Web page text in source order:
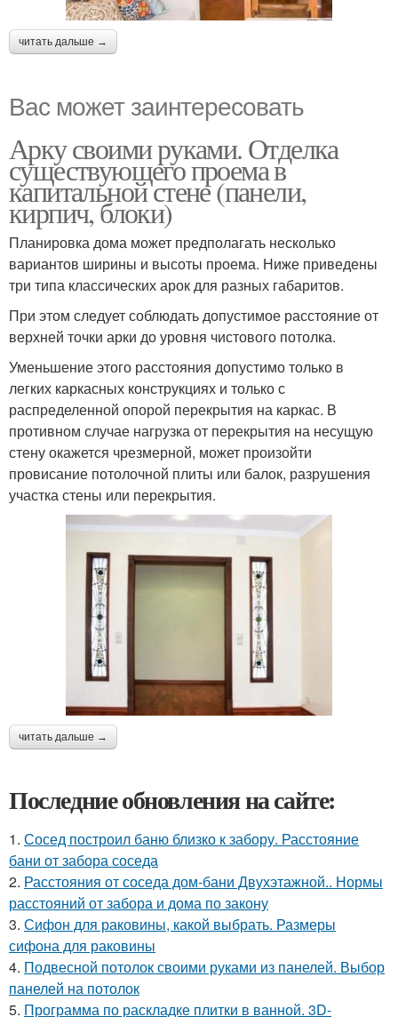
читать дальше →
Вас может заинтересовать
Арку своими руками. Отделка
существующего проема в
капитальной стене (панели,
кирпич, блоки)
Планировка дома может предполагать несколько
вариантов ширины и высоты проема. Ниже приведены
три типа классических арок для разных габаритов.
При этом следует соблюдать допустимое расстояние от
верхней точки арки до уровня чистового потолка.
Уменьшение этого расстояния допустимо только в
легких каркасных конструкциях и только с
распределенной опорой перекрытия на каркас. В
противном случае нагрузка от перекрытия на несущую
стену окажется чрезмерной, может произойти
провисание потолочной плиты или балок, разрушения
участка стены или перекрытия.
читать дальше →
Последние обновления на сайте:
1. Сосед построил баню близко к забору. Расстояние
бани от забора соседа
2. Расстояния от соседа дом-бани Двухэтажной.. Нормы
расстояний от забора и дома по закону
3. Сифон для раковины, какой выбрать. Размеры
сифона для раковины
4. Подвесной потолок своими руками из панелей. Выбор
панелей на потолок
5. Программа по раскладке плитки в ванной. 3D-